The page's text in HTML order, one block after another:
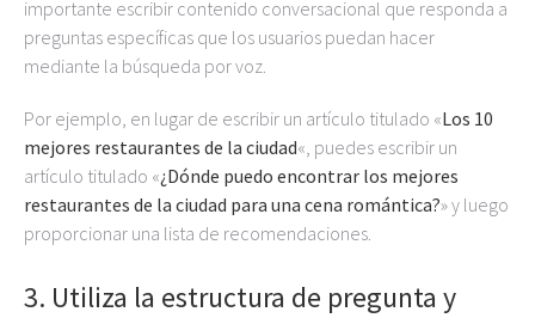
importante escribir contenido conversacional que responda a
preguntas específicas que los usuarios puedan hacer
mediante la búsqueda por voz.
Por ejemplo, en lugar de escribir un artículo titulado «Los 10
mejores restaurantes de la ciudad«, puedes escribir un
artículo titulado «¿Dónde puedo encontrar los mejores
restaurantes de la ciudad para una cena romántica?» y luego
proporcionar una lista de recomendaciones.
3. Utiliza la estructura de pregunta y